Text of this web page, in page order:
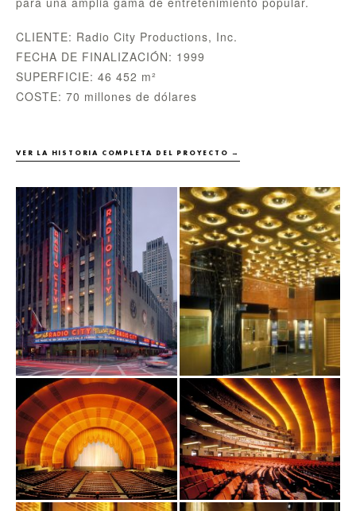
CLIENTE: Radio City Productions, Inc.
FECHA DE FINALIZACIÓN: 1999
SUPERFICIE: 46 452 m²
COSTE: 70 millones de dólares
VER LA HISTORIA COMPLETA DEL PROYECTO →